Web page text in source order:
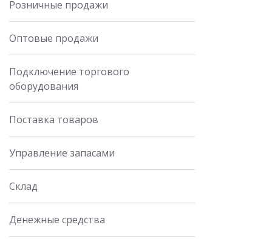
Розничные продажи
Оптовые продажи
Подключение торгового
оборудования
Поставка товаров
Управление запасами
Склад
Денежные средства